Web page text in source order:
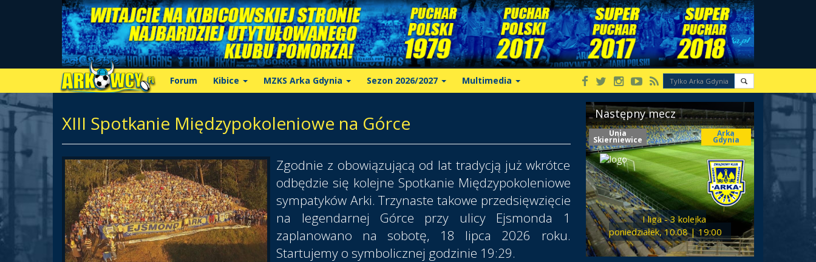
Forum Kibice MZKS Arka Gdynia Sezon 2026/2027 Multimedia
XIII Spotkanie Międzypokoleniowe na Górce
Zgodnie z obowiązującą od lat tradycją już wkrótce
odbędzie się kolejne Spotkanie Międzypokoleniowe
sympatyków Arki. Trzynaste takowe przedsięwzięcie
na legendarnej Górce przy ulicy Ejsmonda 1
zaplanowano na sobotę, 18 lipca 2026 roku.
Startujemy o symbolicznej godzinie 19:29.
Następny mecz
Unia
Skierniewice
Arka
Gdynia
I liga - 3 kolejka
poniedziałek, 10.08 | 19:00